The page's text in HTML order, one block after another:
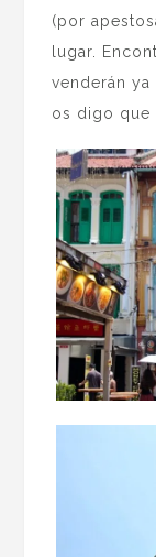
(por
lugar.
venderán
os digo que